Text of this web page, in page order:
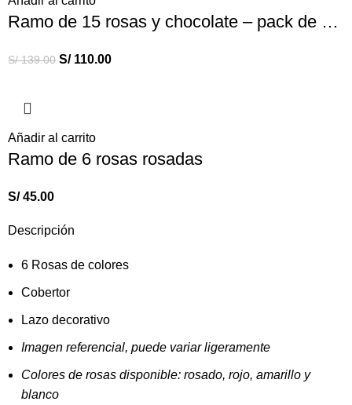
Ramo de 15 rosas y chocolate – pack de rosas hallys
S/139.00 S/110.00
Añadir al carrito
Ramo de 6 rosas rosadas
S/45.00
Descripción
6 Rosas de colores
Cobertor
Lazo decorativo
Imagen referencial, puede variar ligeramente
Colores de rosas disponible: rosado, rojo, amarillo y
blanco